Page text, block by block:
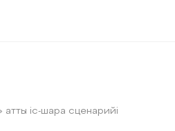
атты іс-шара сценарийі